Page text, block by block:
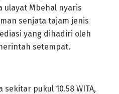
ulayat Mbehal nyaris
senjata tajam jenis
yang dihadiri oleh
setempat.
pukul 10.58 WITA,